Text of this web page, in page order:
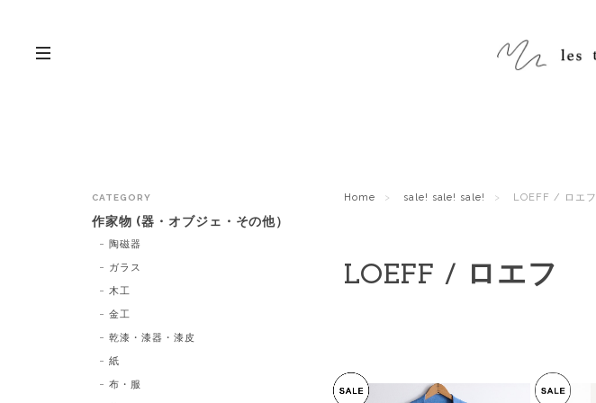
Home sale! sale! sale! LOEFF / ロエフ
LOEFF / ロエフ
CATEGORY
作家物 (器・オブジェ・その他）
陶磁器
ガラス
木工
金工
乾漆・漆器・漆皮
紙
布・服